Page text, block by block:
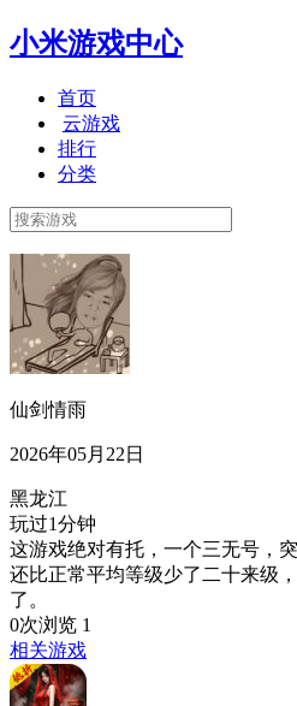
小米游戏中心
首页
云游戏
排行
分类
仙剑情雨
2026年05月22日
黑龙江
玩过1分钟
这游戏绝对有托，一个三无号，
还比正常平均等级少了二十来级
了。
0次浏览 1
相关游戏